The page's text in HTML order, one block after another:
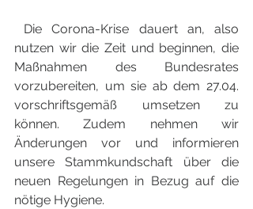
nutzen wir die Zeit und beginnen, die
Maßnahmen des Bundesrates
vorzubereiten, um sie ab dem 27.04.
vorschriftsgemäß umsetzen zu
können. Zudem nehmen wir
Änderungen vor und informieren
unsere Stammkundschaft über die
neuen Regelungen in Bezug auf die
nötige Hygiene.